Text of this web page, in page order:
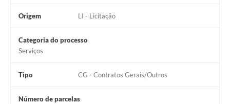
Origem LI - Licitação
Categoria do processo
Serviços
Tipo CG - Contratos Gerais/Outros
Número de parcelas